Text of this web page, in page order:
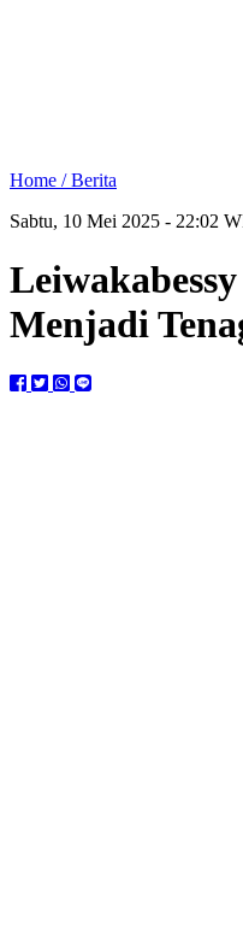
Home /Berita
Sabtu, 10 Mei 2025 - 22:02
Menjadi